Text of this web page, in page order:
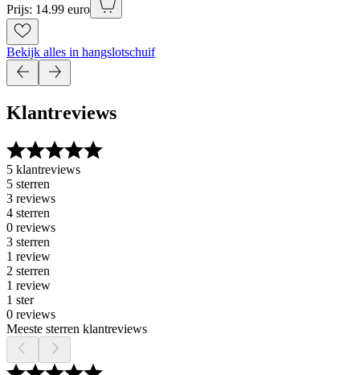
Prijs: 14.99 euro
Bekijk alles in hangslotschuif
Klantreviews
5 klantreviews
5 sterren
3 reviews
4 sterren
0 reviews
3 sterren
1 review
2 sterren
1 review
1 ster
0 reviews
Meeste sterren klantreviews